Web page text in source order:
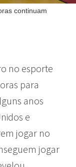
continuam
no esporte
para
anos
e
jogar no
jogar